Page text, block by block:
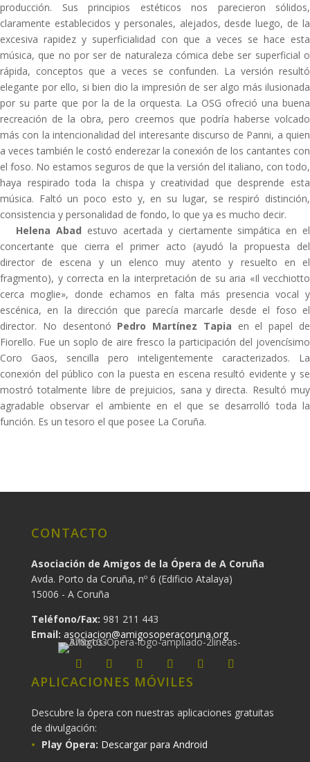
producción. Sus principios estéticos nos parecieron sólidos,
claramente establecidos y personales, alejados, desde luego, de la
excesiva rapidez y superficialidad con que a veces se hace esta
música, que no por ser de naturaleza cómica debe ser superficial o
rápida, conceptos que a veces se confunden. La versión resultó
elegante por ello, si bien dio la impresión de ser algo más ilusionada
por su parte que por la de la orquesta. La OSG ofreció una buena
recreación de la obra, pero creemos que podría haberse volcado
más con la intencionalidad del interesante discurso de Panni, a quien
a veces también le costó enderezar la conexión de los cantantes con
el foso. No estamos seguros de que la versión del italiano, con todo,
haya respirado toda la chispa y creatividad que desprende esta
música. Faltó un poco esto y, en su lugar, se respiró distinción,
consistencia y personalidad de fondo, lo que ya es mucho decir.
Helena Abad estuvo acertada y ciertamente simpática en el
concertante que cierra el primer acto (ayudó la propuesta del
director de escena y un elenco muy atento y resuelto en el
fragmento), y correcta en la interpretación de su aria «Il vecchiotto
cerca moglie», donde echamos en falta más presencia vocal y
escénica, en la dirección que parecía marcarle desde el foso el
director. No desentonó Pedro Martínez Tapia en el papel de
Fiorello. Fue un soplo de aire fresco la participación del jovencísimo
Coro Gaos, sencilla pero inteligentemente caracterizados. La
conexión del público con la puesta en escena resultó evidente y se
mostró totalmente libre de prejuicios, sana y directa. Resultó muy
agradable observar el ambiente en el que se desarrolló toda la
función. Es un tesoro el que posee La Coruña.
CONTACTO
Asociación de Amigos de la Ópera de A Coruña
Avda. Porto da Coruña, nº 6 (Edificio Atalaya)
15006 - A Coruña
Teléfono/Fax: 981 211 443
Email: asociacion@amigosoperacoruna.org
APLICACIONES MÓVILES
Descubre la ópera con nuestras aplicaciones gratuitas
de divulgación:
Play Ópera: Descargar para Android